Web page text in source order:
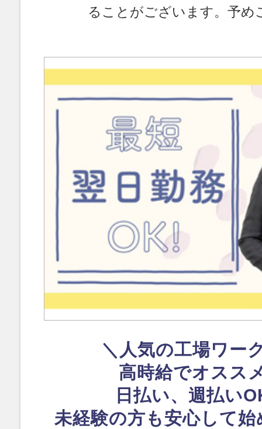
ることがございます。予め
＼人気の工場ワー
高時給でオスス
日払い、週払い
未経験の方も安心して